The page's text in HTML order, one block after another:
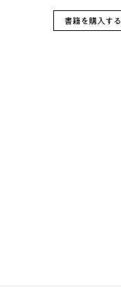
書籍を購入する